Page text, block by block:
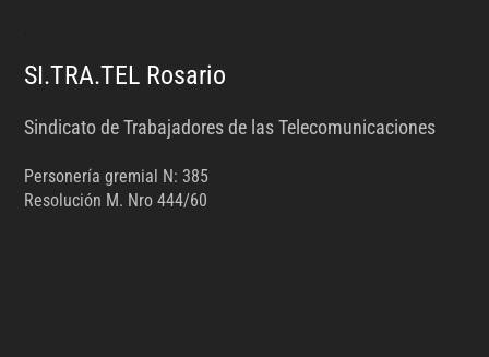
SI.TRA.TEL Rosario
Sindicato de Trabajadores de las Telecomunicaciones
Personería gremial N: 385
Resolución M. Nro 444/60